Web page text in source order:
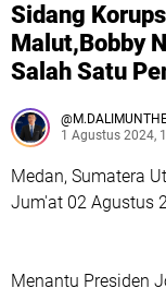
Sidang
Malut,Bobby
Salah Satu
1 Agustus 2024,
Medan, Sumatera
Jum'at 02 Agustus
Menantu Presiden